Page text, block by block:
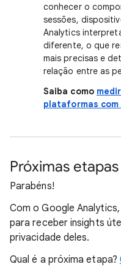
conhecer o
sessões,
Analytics
diferente, o que
mais precisas e
relação entre as
Saiba como
plataformas com
Próximas etapas
Parabéns!
Com o Google
para receber insights
privacidade deles.
Qual é a próxima etapa?